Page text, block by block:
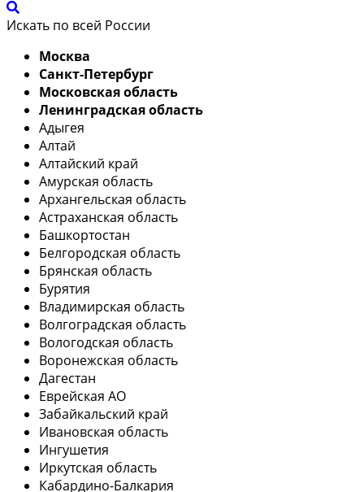
Искать по всей России
Москва
Санкт-Петербург
Московская область
Ленинградская область
Адыгея
Алтай
Алтайский край
Амурская область
Архангельская область
Астраханская область
Башкортостан
Белгородская область
Брянская область
Бурятия
Владимирская область
Волгоградская область
Вологодская область
Воронежская область
Дагестан
Еврейская АО
Забайкальский край
Ивановская область
Ингушетия
Иркутская область
Кабардино-Балкария